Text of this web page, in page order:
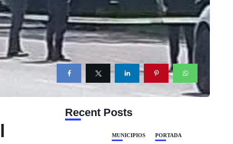
Recent Posts
MUNICIPIOS PORTADA